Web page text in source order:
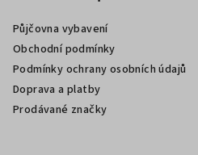
Půjčovna vybavení
Obchodní podmínky
Podmínky ochrany osobních údajů
Doprava a platby
Prodávané značky